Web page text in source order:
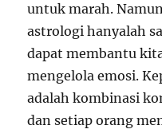
untuk marah.
astrologi hanyalah
dapat membantu
mengelola emosi.
adalah kombinasi
dan setiap orang